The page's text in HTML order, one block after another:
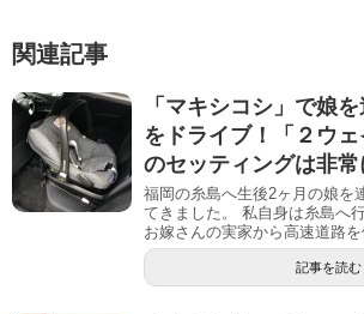
関連記事
「マキシコシ」で娘
をドライブ！「２ウェ
のセッティングは非常
福岡の糸島へ生後2ヶ月の娘を
てきました。 私自身は糸島へ
お嫁さんの実家から高速道路を
記事を読む